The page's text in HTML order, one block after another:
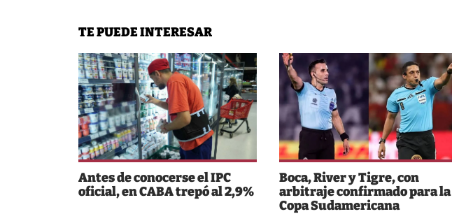
TE PUEDE INTERESAR
Antes de conocerse el IPC
oficial, en CABA trepó al 2,9%
Boca, River y Tigre, con
arbitraje confirmado para la
Copa Sudamericana